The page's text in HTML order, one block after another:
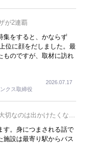
が2連覇
集をすると、かならず
位に顔をだしました。最
のですが、取材に訪れ
い話が次々が飛び出しま
が２つあります。一つ
、サービス業、接客業
う一つは1800円もする
社内に懸念もあったそう
級外車が停まっている
たそうです。今回の記
クス取締役
2026.07.17
切なのは出かけたくなる
。身につまされる話で
施設は最寄り駅からバス